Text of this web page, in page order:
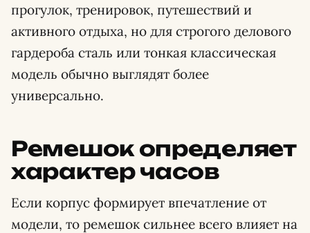
прогулок, тренировок, путешествий и
активного отдыха, но для строгого делового
гардероба сталь или тонкая классическая
модель обычно выглядят более
универсально.
Ремешок определяет
характер часов
Если корпус формирует впечатление от
модели, то ремешок сильнее всего влияет на